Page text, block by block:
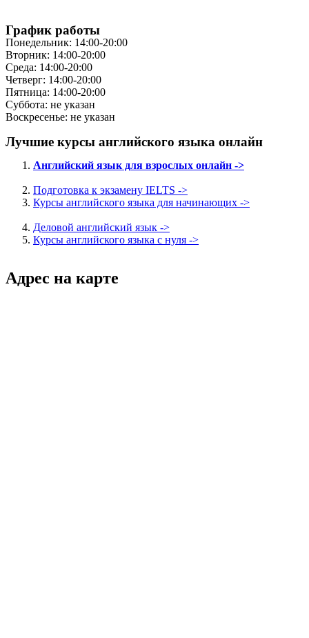
График работы
Понедельник: 14:00-20:00
Вторник: 14:00-20:00
Среда: 14:00-20:00
Четверг: 14:00-20:00
Пятница: 14:00-20:00
Суббота: не указан
Воскресенье: не указан
Лучшие курсы английского языка онлайн
Английский язык для взрослых онлайн ->
Подготовка к экзамену IELTS ->
Курсы английского языка для начинающих ->
Деловой английский язык ->
Курсы английского языка с нуля ->
Адрес на карте